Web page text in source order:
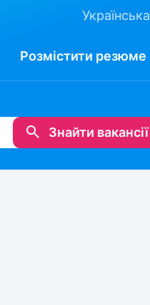
Українська
Розмістити резюме
Знайти вакансії